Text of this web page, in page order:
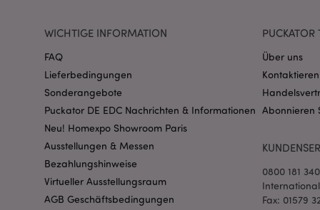
WICHTIGE INFORMATION
FAQ
Lieferbedingungen
Sonderangebote
Puckator DE EDC Nachrichten & Informationen
Neu! Homexpo Showroom Paris
Ausstellungen & Messen
Bezahlungshinweise
Virtueller Ausstellungsraum
AGB Geschäftsbedingungen
PUCKATOR
Über uns
Abonnieren
0800 181
Fax: 01579
PHPSESSID
mage-messages